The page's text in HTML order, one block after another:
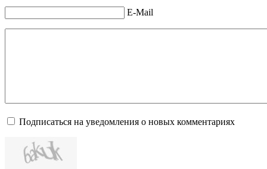
E-Mail
Подписаться на уведомления о новых комментариях